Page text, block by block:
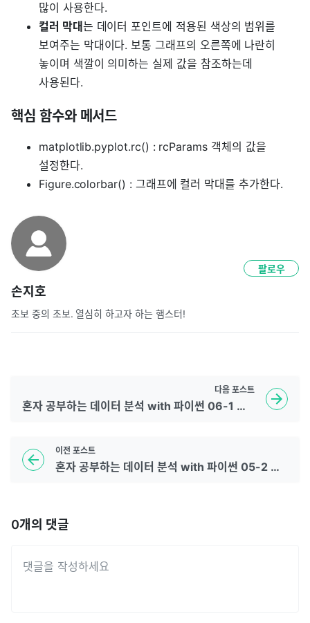
많이 사용한다.
컬러 막대는 데이터 포인트에 적용된 색상의 범위를
보여주는 막대이다. 보통 그래프의 오른쪽에 나란히
놓이며 색깔이 의미하는 실제 값을 참조하는데
사용된다.
핵심 함수와 메서드
matplotlib.pyplot.rc() : rcParams 객체의 값을
설정한다.
Figure.colorbar() : 그래프에 컬러 막대를 추가한다.
손지호
초보 중의 초보. 열심히 하고자 하는 햄스터!
팔로우
이전 포스트
혼자 공부하는 데이터 분석 with 파이썬 05-2 확인문제
다음 포스트
혼자 공부하는 데이터 분석 with 파이썬 06-1 확인문제
0개의 댓글